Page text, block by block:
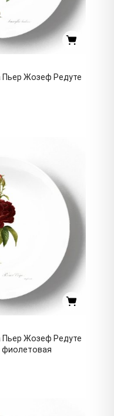
Пьер Жозеф Редуте
Пьер Жозеф Редуте
фиолетовая